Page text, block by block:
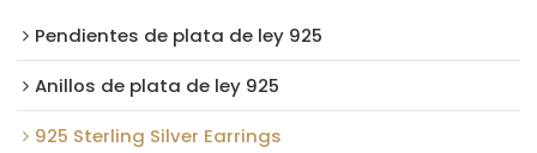
Pendientes de plata de ley 925
Anillos de plata de ley 925
925 Sterling Silver Earrings